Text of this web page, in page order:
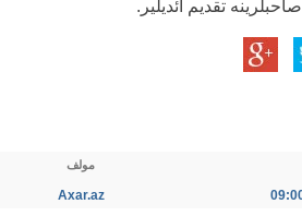
تقدیم ائدیلیر.
مولف
Axar.az